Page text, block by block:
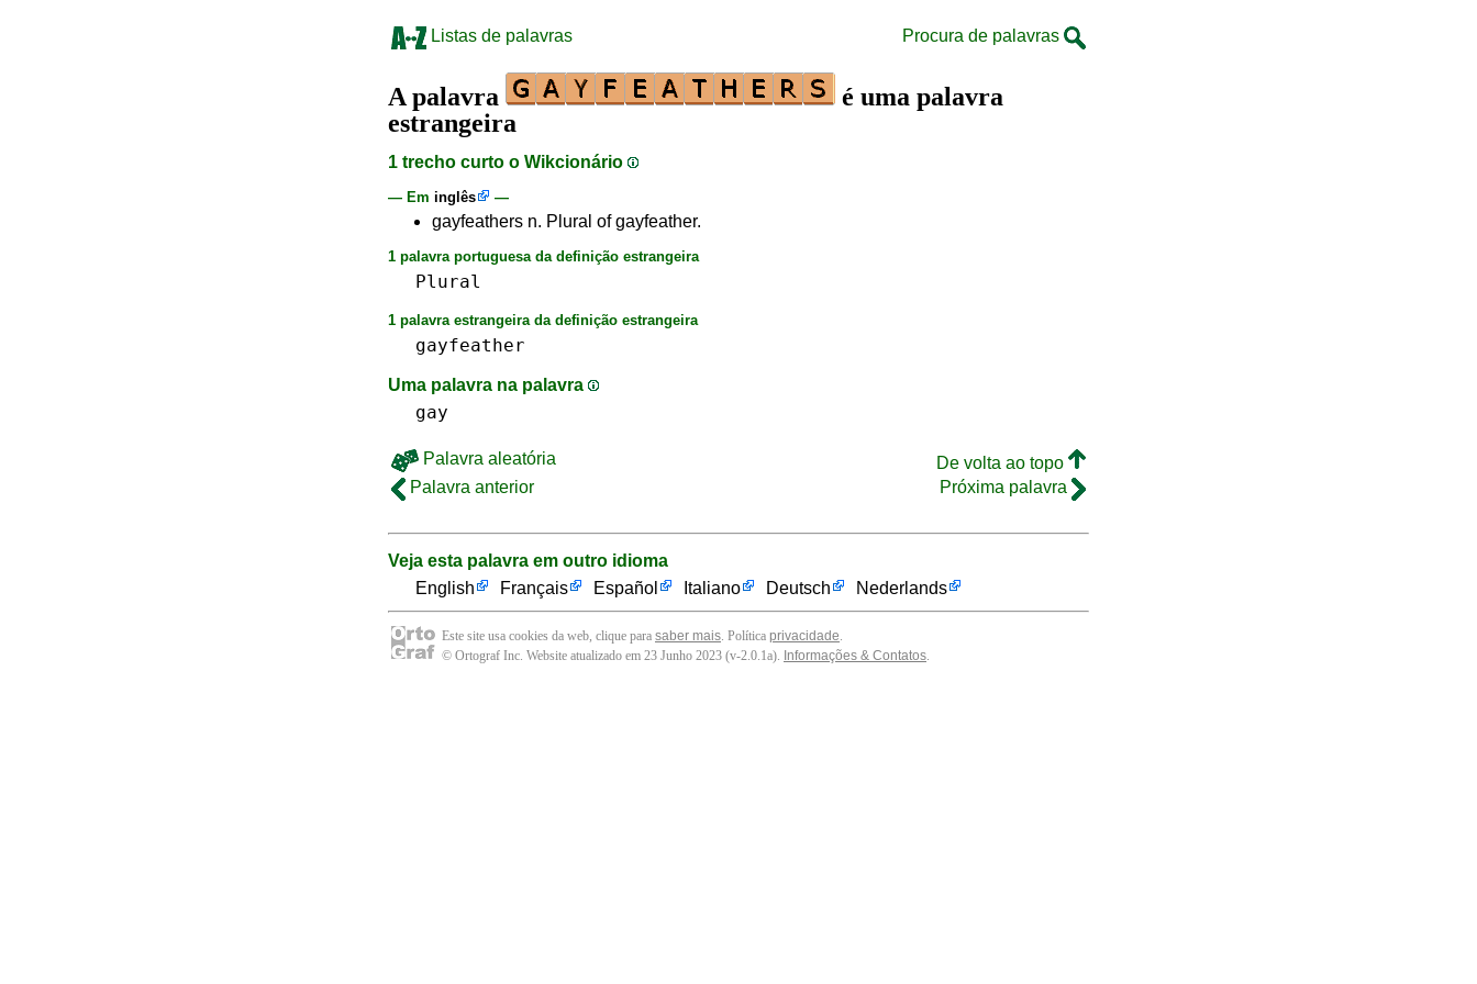
Listas de palavras Procura de palavras
A palavra
é uma palavra
estrangeira
1 trecho curto o Wikcionário
— Em inglês —
gayfeathers n. Plural of gayfeather.
1 palavra portuguesa da definição estrangeira
Plural
1 palavra estrangeira da definição estrangeira
gayfeather
Uma palavra na palavra
gay
Palavra aleatória
De volta ao topo
Palavra anterior
Próxima palavra
Veja esta palavra em outro idioma
English
Français Español Italiano Deutsch Nederlands
Este site usa cookies da web, clique para saber mais. Política privacidade.
© Ortograf Inc. Website atualizado em 23 Junho 2023 (v-2.0.1a). Informações & Contatos.